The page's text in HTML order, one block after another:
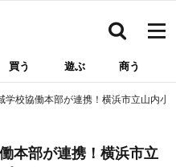
買う 遊ぶ 商う
学校協働本部が連携！横浜市立山内小
本部が連携！横浜市立